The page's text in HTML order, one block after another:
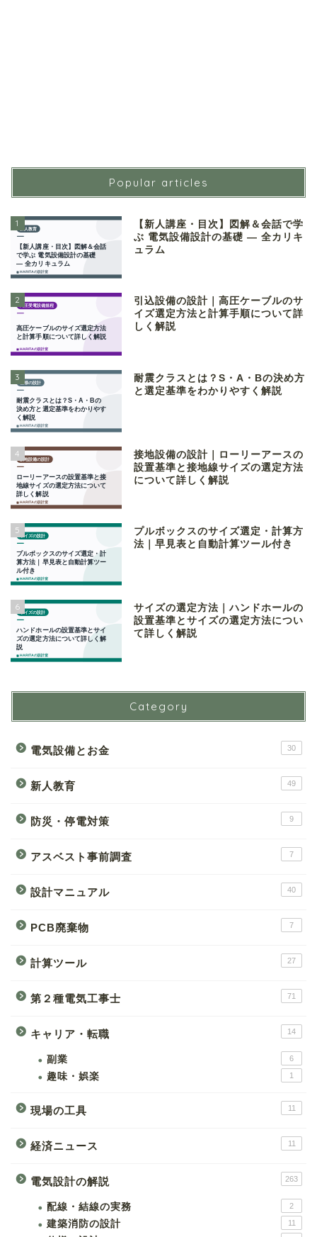
Popular articles
1
【新人講座・目次】図解＆会話で学
ぶ 電気設備設計の基礎 ― 全カリキ
ュラム
2
引込設備の設計｜高圧ケーブルのサ
イズ選定方法と計算手順について詳
しく解説
3
耐震クラスとは？S・A・Bの決め方
と選定基準をわかりやすく解説
4
接地設備の設計｜ローリーアースの
設置基準と接地線サイズの選定方法
について詳しく解説
5
プルボックスのサイズ選定・計算方
法｜早見表と自動計算ツール付き
6
サイズの選定方法｜ハンドホールの
設置基準とサイズの選定方法につい
て詳しく解説
Category
電気設備とお金 30
新人教育 49
防災・停電対策 9
アスベスト事前調査 7
設計マニュアル 40
PCB廃棄物 7
計算ツール 27
第２種電気工事士 71
キャリア・転職 14
副業 6
趣味・娯楽 1
現場の工具 11
経済ニュース 11
電気設計の解説 263
配線・結線の実務 2
建築消防の設計 11